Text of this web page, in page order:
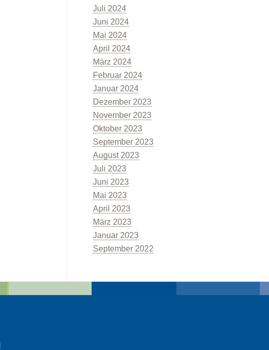
Juli 2024
Juni 2024
Mai 2024
April 2024
März 2024
Februar 2024
Januar 2024
Dezember 2023
November 2023
Oktober 2023
September 2023
August 2023
Juli 2023
Juni 2023
Mai 2023
April 2023
März 2023
Januar 2023
September 2022